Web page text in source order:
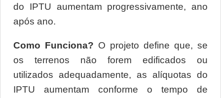
do IPTU aumentam progressivamente, ano
após ano.
Como Funciona? O projeto define que, se
os terrenos não forem edificados ou
utilizados adequadamente, as alíquotas do
IPTU aumentam conforme o tempo de